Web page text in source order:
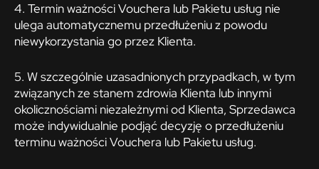
4. Termin ważności Vouchera lub Pakietu usług nie
ulega automatycznemu przedłużeniu z powodu
niewykorzystania go przez Klienta.
5. W szczególnie uzasadnionych przypadkach, w tym
związanych ze stanem zdrowia Klienta lub innymi
okolicznościami niezależnymi od Klienta, Sprzedawca
może indywidualnie podjąć decyzję o przedłużeniu
terminu ważności Vouchera lub Pakietu usług.